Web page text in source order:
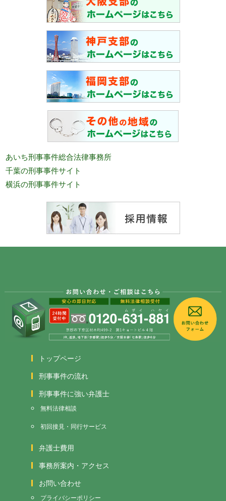
あいち刑事事件総合法律事務所
千葉の刑事事件サイト
横浜の刑事事件サイト
トップページ
刑事事件の流れ
刑事事件に強い弁護士
無料法律相談
初回接見・同行サービス
弁護士費用
事務所案内・アクセス
お問い合わせ
プライバシーポリシー